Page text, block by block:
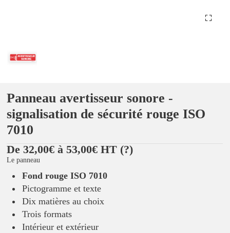
Panneau avertisseur sonore -
signalisation de sécurité rouge ISO
7010
De 32,00€ à 53,00€ HT (?)
Le panneau
Fond rouge ISO 7010
Pictogramme et texte
Dix matières au choix
Trois formats
Intérieur et extérieur